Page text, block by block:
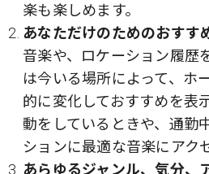
楽も楽しめます。
あなただけのためのおすす
音楽や、ロケーション履歴
は今いる場所によって、ホ
的に変化しておすすめを表
動をしているときや、通勤
ションに最適な音楽にアク
あらゆるジャンル、気分、